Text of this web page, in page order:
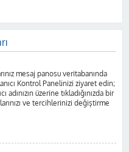
mesaj panosu veritabanında
Kontrol Panelinizi ziyaret edin;
adınızın üzerine tıkladığınızda bir
ve tercihlerinizi değiştirme